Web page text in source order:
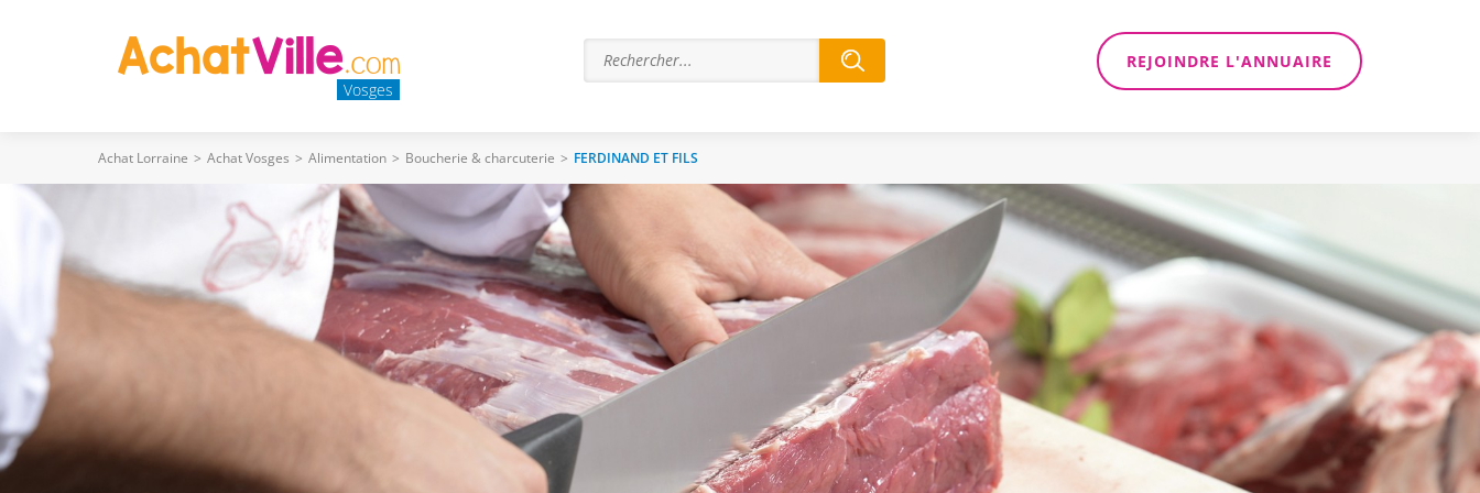
Vosges
REJOINDRE L'ANNUAIRE
Achat Lorraine > Achat Vosges > Alimentation > Boucherie & charcuterie > FERDINAND ET FILS